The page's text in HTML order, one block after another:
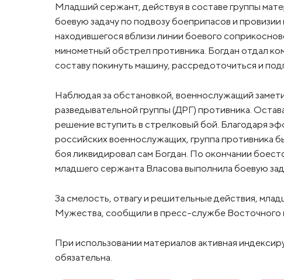
Младший сержант, действуя в составе группы
боевую задачу по подвозу боеприпасов и
находившегося вблизи линии боевого
минометный обстрел противника. Богдан отдал
составу покинуть машину, рассредоточиться и
Наблюдая за обстановкой, военнослужащий
разведывательной группы (ДРГ) противника.
решение вступить в стрелковый бой. Благодаря
российских военнослужащих, группа противника
боя ликвидировал сам Богдан. По окончании
младшего сержанта Власова выполнила боевую
За смелость, отвагу и решительные действия,
Мужества, сообщили в пресс-службе Восточного
При использовании материалов активная
обязательна.